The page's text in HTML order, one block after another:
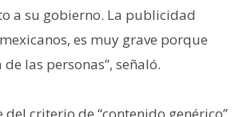
a su gobierno. La publicidad
es muy grave porque
las personas”, señaló.
criterio de “contenido genérico”